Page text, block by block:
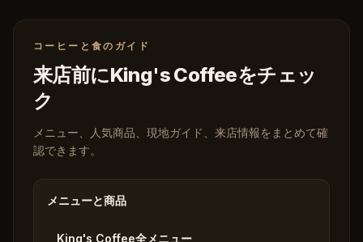
コーヒーと食のガイド
来店前にKing's Coffeeをチェッ
ク
メニュー、人気商品、現地ガイド、来店情報をまとめて確
認できます。
メニューと商品
King's Coffee全メニュー